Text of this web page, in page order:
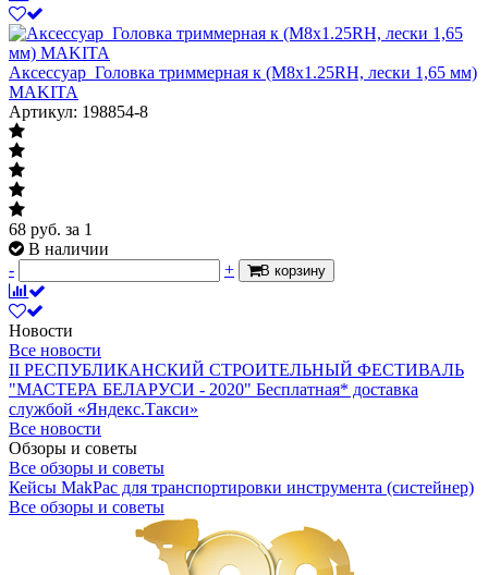
Аксессуар_Головка триммерная к (M8x1.25RH, лески 1,65 мм)
MAKITA
Артикул: 198854-8
68 руб. за 1
В наличии
-
+ В корзину
Новости
Все новости
II РЕСПУБЛИКАНСКИЙ СТРОИТЕЛЬНЫЙ ФЕСТИВАЛЬ
"МАСТЕРА БЕЛАРУСИ - 2020" Бесплатная* доставка
службой «Яндекс.Такси»
Все новости
Обзоры и советы
Все обзоры и советы
Кейсы MakPac для транспортировки инструмента (систейнер)
Все обзоры и советы